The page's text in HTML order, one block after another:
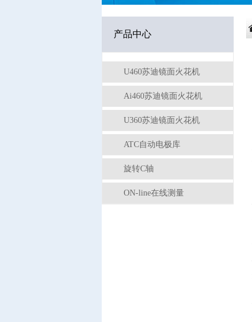
产品中心
U460苏迪镜面火花机
Ai460苏迪镜面火花机
U360苏迪镜面火花机
ATC自动电极库
旋转C轴
ON-line在线测量